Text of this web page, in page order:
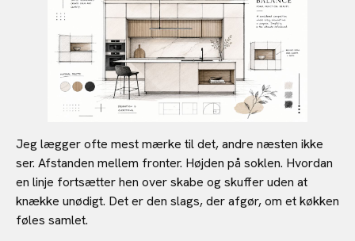
Jeg lægger ofte mest mærke til det, andre næsten ikke
ser. Afstanden mellem fronter. Højden på soklen. Hvordan
en linje fortsætter hen over skabe og skuffer uden at
knække unødigt. Det er den slags, der afgør, om et køkken
føles samlet.